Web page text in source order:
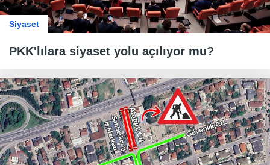
Siyaset
PKK'lılara siyaset yolu açılıyor mu?